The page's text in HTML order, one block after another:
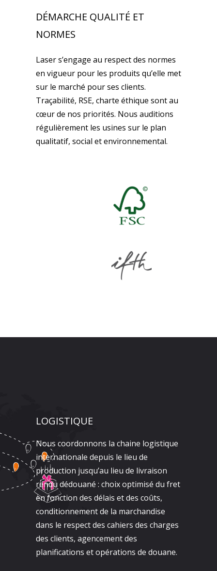
DÉMARCHE QUALITÉ ET
NORMES
Laser s’engage au respect des normes
en vigueur pour les produits qu’elle met
sur le marché pour ses clients.
Traçabilité, RSE, charte éthique sont au
cœur de nos priorités. Nous auditions
régulièrement les usines sur le plan
qualitatif, social et environnemental.
LOGISTIQUE
Nous coordonnons la chaine logistique
internationale depuis le lieu de
production jusqu’au lieu de livraison
rendu dédouané : choix optimisé du fret
en fonction des délais et des coûts,
conditionnement de la marchandise
dans le respect des cahiers des charges
des clients, agencement des
planifications et opérations de douane.